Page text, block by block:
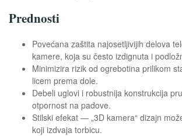
Prednosti
Povećana zaštita najosetljivijih delova
kamere, koja su često izdignuta i
Minimizira rizik od ogrebotina prilikom
licem prema dole.
Debeli uglovi i robustnija konstrukcija
otpornost na padove.
Stilski efekat — „3D kamera“ dizajn
koji izdvaja torbicu.